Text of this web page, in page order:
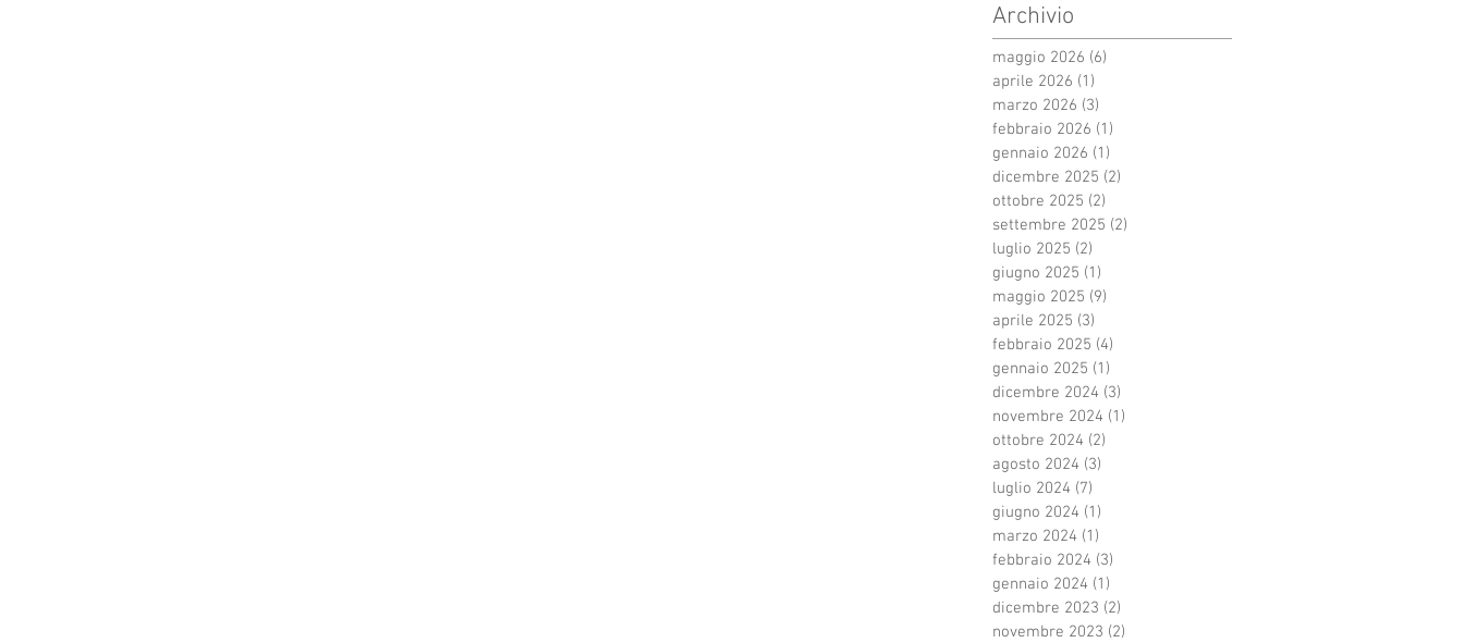
Archivio
maggio 2026 (6)
aprile 2026 (1)
marzo 2026 (3)
febbraio 2026 (1)
gennaio 2026 (1)
dicembre 2025 (2)
ottobre 2025 (2)
settembre 2025 (2)
luglio 2025 (2)
giugno 2025 (1)
maggio 2025 (9)
aprile 2025 (3)
febbraio 2025 (4)
gennaio 2025 (1)
dicembre 2024 (3)
novembre 2024 (1)
ottobre 2024 (2)
agosto 2024 (3)
luglio 2024 (7)
giugno 2024 (1)
marzo 2024 (1)
febbraio 2024 (3)
gennaio 2024 (1)
dicembre 2023 (2)
novembre 2023 (2)